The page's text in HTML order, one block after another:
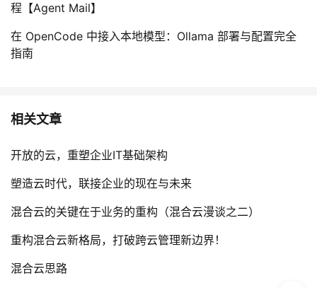
程【Agent Mail】
在 OpenCode 中接入本地模型：Ollama 部署与配置完全
指南
相关文章
开放的云，重塑企业IT基础架构
塑造云时代，联接企业的现在与未来
混合云的关键在于业务的重构（混合云漫谈之二）
重构混合云新格局，打破跨云管理新边界！
混合云思路